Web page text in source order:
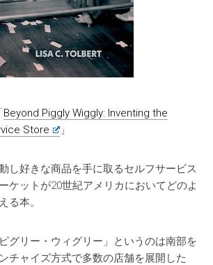
Beyond Piggly Wiggly: Inventing the
Store
」
し好きな商品を手に取るセルフサービス
ケットが20世紀アメリカにおいてどのよ
る本。
グリー・ウィグリー」というのは南部を
チャイズ方式で多数の店舗を展開した